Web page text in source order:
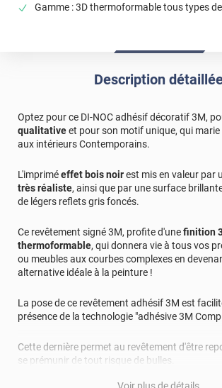
Gamme : 3D thermoformable tous types
Description
Optez pour ce DI-NOC adhésif décoratif 3M,
qualitativeet pour son motif unique, qui
aux intérieurs Contemporains.
L'impriméeffet bois noirest mis en valeur par
très réaliste, ainsi que par une surface
de légers reflets gris foncés.
Ce revêtement signé 3M, profite d'unefinition
thermoformable, qui donnera vie à tous vos
ou meubles aux courbes complexes en
alternative idéale à la peinture !
La pose de ce revêtement adhésif 3M est
présence de la technologie "adhésive 3M
Cette dernière permet au revêtement d'être
se prémunir de tout risque de bulles.
Voir plus de détails